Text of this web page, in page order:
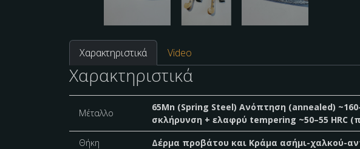
Χαρακτηριστικά Video
Χαρακτηριστικά
Μέταλλο
65Mn (Spring Steel) Ανόπτηση (annealed)
σκλήρυνση + ελαφρύ tempering ~50–55 HRC
Θήκη
Δέρμα προβάτου και Κράμα ασήμι-χαλκού-